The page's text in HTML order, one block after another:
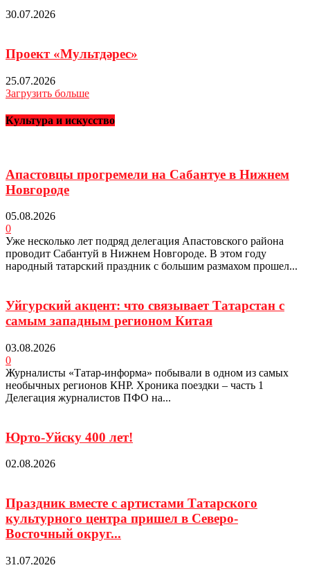
30.07.2026
Проект «Мультдәрес»
25.07.2026
Загрузить больше
Культура и искусство
Апастовцы прогремели на Сабантуе в Нижнем
Новгороде
05.08.2026
0
Уже несколько лет подряд делегация Апастовского района
проводит Сабантуй в Нижнем Новгороде. В этом году
народный татарский праздник с большим размахом прошел...
Уйгурский акцент: что связывает Татарстан с
самым западным регионом Китая
03.08.2026
0
Журналисты «Татар-информа» побывали в одном из самых
необычных регионов КНР. Хроника поездки – часть 1
Делегация журналистов ПФО на...
Юрто-Уйску 400 лет!
02.08.2026
Праздник вместе с артистами Татарского
культурного центра пришел в Северо-
Восточный округ...
31.07.2026